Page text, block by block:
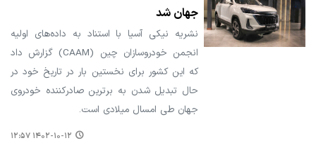
جهان شد
نشریه نیکی آسیا با استناد به داده‌های اولیه
انجمن خودروسازان چین (CAAM) گزارش داد
که این کشور برای نخستین بار در تاریخ خود در
حال تبدیل شدن به برترین صادرکننده خودروی
جهان طی امسال میلادی است.
۱۴۰۲-۱۰-۱۲ ۱۲:۵۷